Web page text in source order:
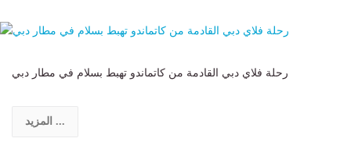
رحلة فلاي دبي القادمة من كاتماندو تهبط بسلام في مطار دبي
المزيد ...